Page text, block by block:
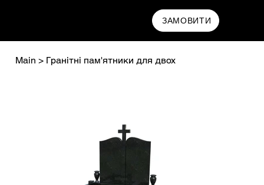
ЗАМОВИТИ
Main > Гранітні пам'ятники для двох